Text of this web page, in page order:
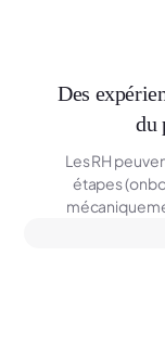
Des
du
Les RH
étapes